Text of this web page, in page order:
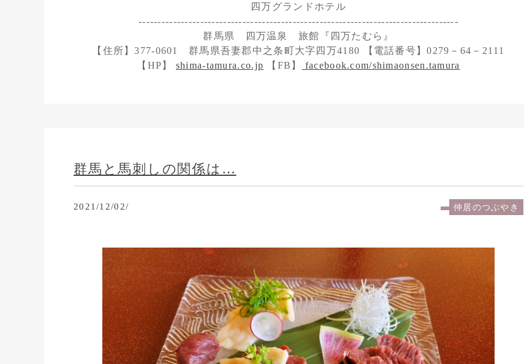
四万グランドホテル
-----------------------------------------------------------------------------------
群馬県 四万温泉 旅館『四万たむら』
【住所】377-0601 群馬県吾妻郡中之条町大字四万4180 【電話番号】0279－64－2111
【HP】 shima-tamura.co.jp 【FB】 facebook.com/shimaonsen.tamura
群馬と馬刺しの関係は…
2021/12/02/ 仲居のつぶやき